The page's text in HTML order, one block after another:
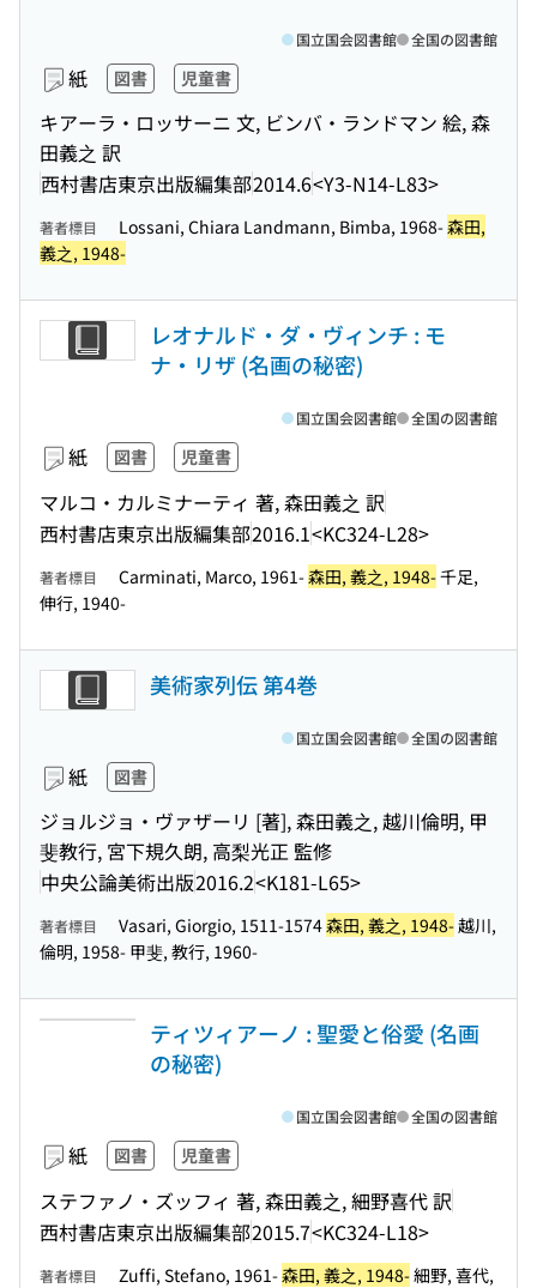
紙 図書 児童書
キアーラ・ロッサーニ 文, ビンバ・ランドマン 絵, 森
田義之 訳
西村書店東京出版編集部2014.6<Y3-N14-L83>
国立国会図書館 全国の図書館
著者標目 Lossani, Chiara Landmann, Bimba, 1968-森田,
義之, 1948-
レオナルド・ダ・ヴィンチ : モ
ナ・リザ (名画の秘密)
紙 図書 児童書
マルコ・カルミナーティ 著, 森田義之 訳
西村書店東京出版編集部2016.1<KC324-L28>
国立国会図書館 全国の図書館
著者標目 Carminati, Marco, 1961-森田, 義之, 1948-千足,
伸行, 1940-
美術家列伝 第4巻
紙 図書
ジョルジョ・ヴァザーリ [著], 森田義之, 越川倫明, 甲
斐教行, 宮下規久朗, 高梨光正 監修
中央公論美術出版2016.2<K181-L65>
国立国会図書館 全国の図書館
著者標目 Vasari, Giorgio, 1511-1574森田, 義之, 1948-越川,
倫明, 1958- 甲斐, 教行, 1960-
ティツィアーノ : 聖愛と俗愛 (名画
の秘密)
紙 図書 児童書
ステファノ・ズッフィ 著, 森田義之, 細野喜代 訳
西村書店東京出版編集部2015.7<KC324-L18>
国立国会図書館 全国の図書館
著者標目 Zuffi, Stefano, 1961-森田, 義之, 1948-細野, 喜代,